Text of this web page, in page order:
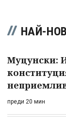
НАЙ-
Муцунски:
преди 20 мин